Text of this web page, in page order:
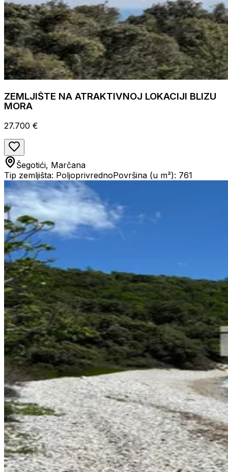
ZEMLJIŠTE NA ATRAKTIVNOJ LOKACIJI BLIZU
MORA
27.700 €
Šegotići, Marčana
Tip zemljišta: PoljoprivrednoPovršina (u m²): 761